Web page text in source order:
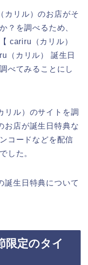
カリル）のお店がそ
？を調べるため、
cariru（カリル）
（カリル） 誕生日
べてみることにし
リル）のサイトを調
お店が誕生日特典な
コードなどを配信
した。
誕生日特典について
限定のタイ